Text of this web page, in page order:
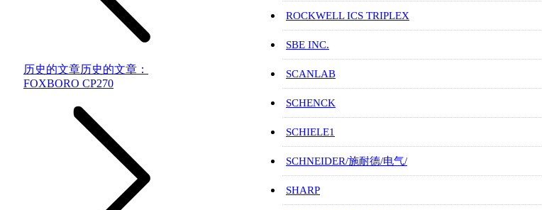
历史的文章历史的文章：
FOXBORO CP270
ROCKWELL ICS TRIPLEX
SBE INC.
SCANLAB
SCHENCK
SCHIELE1
SCHNEIDER/施耐德/电气/
SHARP